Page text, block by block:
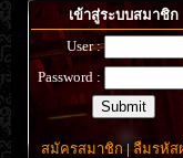
เข้าสู่ระบบสมาชิก
User :
Password :
สมัครสมาชิก|ลืมรหัส